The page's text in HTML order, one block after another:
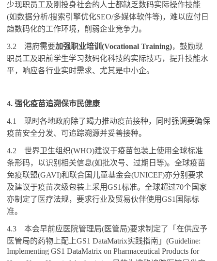
少现职员工及刚投身社会的人士都缺乏数码实际操作技能
(如数据分析/搜索引擎优化SEO/多媒体软件等)，难以应付日
趋数码化的工作环境，削弱企业竞争力。
3.2 港府需要加强职业培训 (Vocational Training)，鼓励现
职员工及职前学生学习数码化科技的实际技巧，提升技能水
平，响应各行业实时需求、尤其是中小企。
4. 强化疫苗追溯保巿民健康
4.1 现时各地政府除了竭力推动疫苗接种，同时强调要确保
疫苗安全分发、可追踪溯源并妥善接种。
4.2 世界卫生组织(WHO)建议于疫苗包装上使用全球标准
条形码，以识别相关信息(如批次号、过期日等)。全球疫苗
免疫联盟(GAVI)和联合国儿童基金会(UNICEF)亦分别要求
及建议于疫苗次级包装上采用GS1标准。全球超过70个国家
亦制定了医疗法规，要求行业及贸易伙伴使用GS1 国际标
准。
4.3 本会早前应医院管理局(医管局)要求制定了「在供应予
医管局的药物上配上GS1 DataMatrix实践指南」 (Guideline:
Implementing GS1 DataMatrix on Pharmaceutical Products for